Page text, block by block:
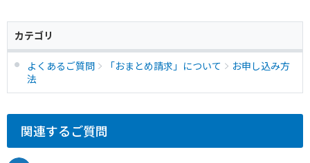
カテゴリ
よくあるご質問 「おまとめ請求」について
お申し込み方
法
関連するご質問